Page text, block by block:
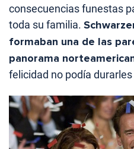
consecuencias funestas
toda su familia.
formaban una de las
panorama
felicidad no podía